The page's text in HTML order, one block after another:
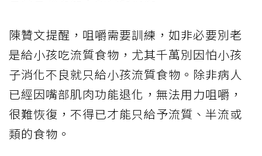
陳贊文提醒，咀嚼需要訓練，如非必要別老
是給小孩吃流質食物，尤其千萬別因怕小孩
子消化不良就只給小孩流質食物。除非病人
已經因嘴部肌肉功能退化，無法用力咀嚼，
很難恢復，不得已才能只給予流質、半流或
類的食物。